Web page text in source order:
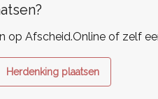
op Afscheid.Online of zelf
Herdenking plaatsen